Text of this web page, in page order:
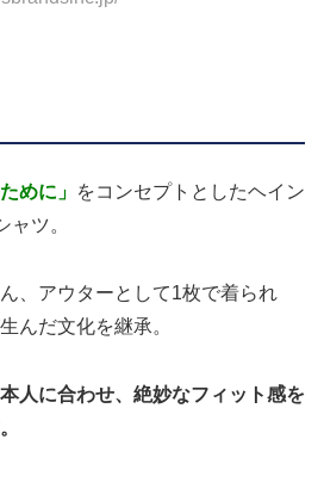
めに」 をコンセプトとしたヘイン
ャツ。
、アウターとして1枚で着られ
んだ文化を継承。
人に合わせ、絶妙なフィット感を